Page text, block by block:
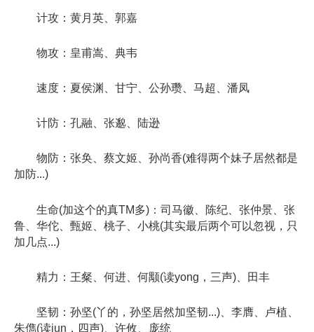
计攻：黄月英、郭嘉
物攻：皇甫嵩、典韦
速度：夏侯渊、甘宁、公孙瓒、马超、潘凤
计防：孔融、张邈、陆逊
物防：张奂、蔡文姬、孙尚香(难得两个妹子居然都是
加防...)
生命(加这个的真TM多)：司马徽、陈纪、张仲景、张
鲁、华佗、甄姬、桃子、小桃(其实最后两个可以忽视，只
加几点...)
精力：王粲、何进、何颙(读yong，三声)、田丰
坚韧：孙坚(丫的，孙坚居然加坚韧...)、李膺、卢植、
朱儁(读jun，四声)、许攸、庞统